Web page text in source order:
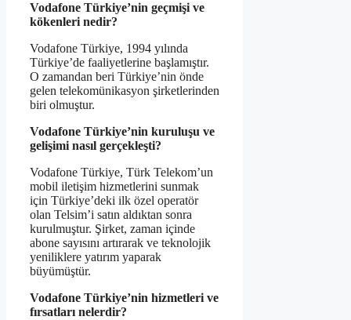
Vodafone Türkiye’nin geçmişi ve
kökenleri nedir?
Vodafone Türkiye, 1994 yılında
Türkiye’de faaliyetlerine başlamıştır.
O zamandan beri Türkiye’nin önde
gelen telekomünikasyon şirketlerinden
biri olmuştur.
Vodafone Türkiye’nin kuruluşu ve
gelişimi nasıl gerçekleşti?
Vodafone Türkiye, Türk Telekom’un
mobil iletişim hizmetlerini sunmak
için Türkiye’deki ilk özel operatör
olan Telsim’i satın aldıktan sonra
kurulmuştur. Şirket, zaman içinde
abone sayısını artırarak ve teknolojik
yeniliklere yatırım yaparak
büyümüştür.
Vodafone Türkiye’nin hizmetleri ve
fırsatları nelerdir?